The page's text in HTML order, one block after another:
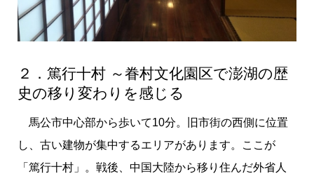
２．篤行十村 ～眷村文化園区で澎湖の歴
史の移り変わりを感じる
馬公市中心部から歩いて10分。旧市街の西側に位置
し、古い建物が集中するエリアがあります。ここが
「篤行十村」。戦後、中国大陸から移り住んだ外省人